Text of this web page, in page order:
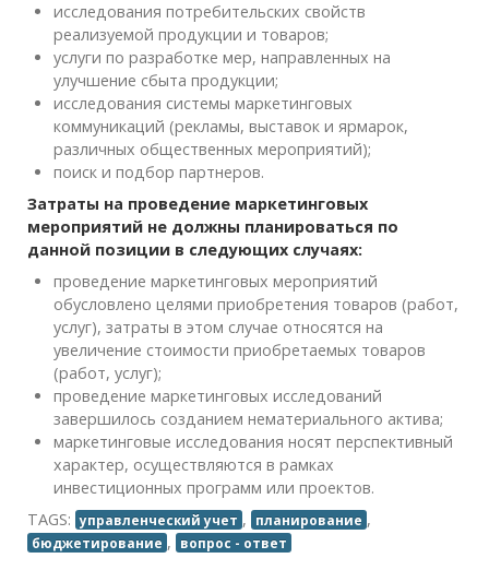
исследования потребительских свойств
реализуемой продукции и товаров;
услуги по разработке мер, направленных на
улучшение сбыта продукции;
исследования системы маркетинговых
коммуникаций (рекламы, выставок и ярмарок,
различных общественных мероприятий);
поиск и подбор партнеров.
Затраты на проведение маркетинговых
мероприятий не должны планироваться по
данной позиции в следующих случаях:
проведение маркетинговых мероприятий
обусловлено целями приобретения товаров (работ,
услуг), затраты в этом случае относятся на
увеличение стоимости приобретаемых товаров
(работ, услуг);
проведение маркетинговых исследований
завершилось созданием нематериального актива;
маркетинговые исследования носят перспективный
характер, осуществляются в рамках
инвестиционных программ или проектов.
TAGS: управленческий учет , планирование ,
бюджетирование , вопрос - ответ